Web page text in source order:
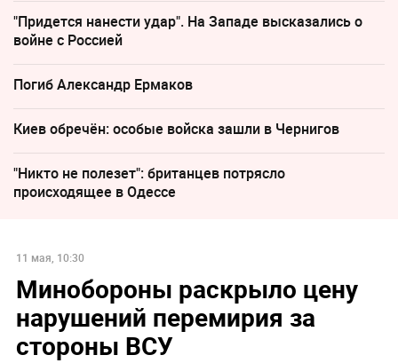
"Придется нанести удар". На Западе высказались о
войне с Россией
Погиб Александр Ермаков
Киев обречён: особые войска зашли в Чернигов
"Никто не полезет": британцев потрясло
происходящее в Одессе
11 мая, 10:30
Минобороны раскрыло цену
нарушений перемирия за
стороны ВСУ